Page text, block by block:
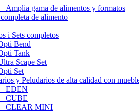
– Amplia gama de alimentos y formatos
de alimento
i Sets completos
Bend
Tank
Scape Set
Set
y Peludarios de alta calidad con
– EDEN
– CUBE
– CLEAR MINI